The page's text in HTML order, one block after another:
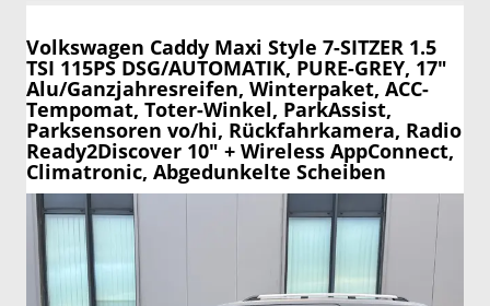
Volkswagen Caddy Maxi Style 7-SITZER 1.5
TSI 115PS DSG/AUTOMATIK, PURE-GREY, 17"
Alu/Ganzjahresreifen, Winterpaket, ACC-
Tempomat, Toter-Winkel, ParkAssist,
Parksensoren vo/hi, Rückfahrkamera, Radio
Ready2Discover 10" + Wireless AppConnect,
Climatronic, Abgedunkelte Scheiben